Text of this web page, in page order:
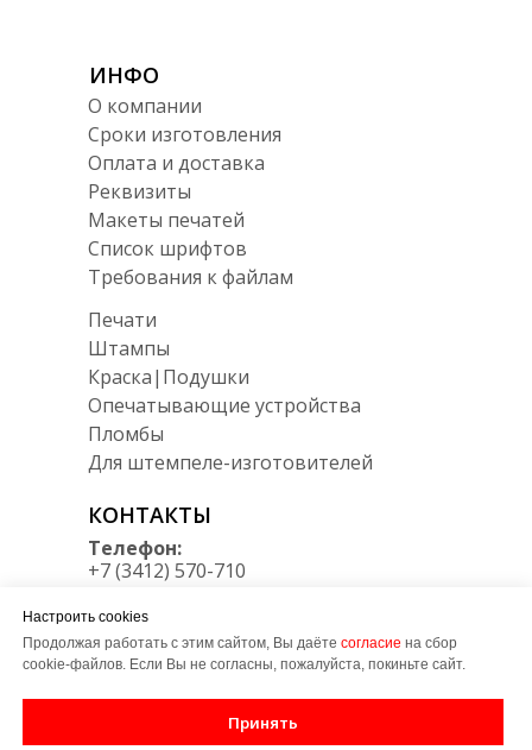
ИНФО
Телефон:
+7 (3412) 570-710
О компании
Сроки изготовления
Оплата и доставка
Реквизиты
Макеты печатей
Список шрифтов
Требования к файлам
Печати
Штампы
Краска|Подушки
Опечатывающие устройства
Пломбы
Для штемпеле-изготовителей
КОНТАКТЫ
E-mail:
zakaz@LT-udm.ru
Мессенджеры:
Telegram/Max+7 950 164 34 30
Настроить cookies
Продолжая работать с этим сайтом, Вы даёте согласие на сбор
cookie-файлов. Если Вы не согласны, пожалуйста, покиньте сайт.
Принять